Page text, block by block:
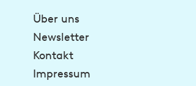
Über uns
Newsletter
Kontakt
Impressum